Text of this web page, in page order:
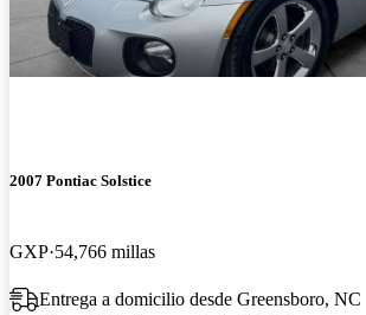
2007 Pontiac Solstice
GXP 54,766 millas
Entrega a domicilio desde Greensboro, NC